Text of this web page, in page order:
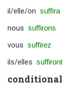
il/elle/on suffira
nous suffirons
vous suffirez
ils/elles suffiront
conditional